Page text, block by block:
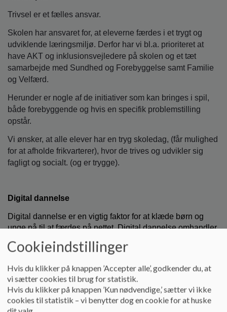
Trivsel er et fælles ansvar.
Skolen har ansvaret for, at eleverne færdes i et trygt og
udviklende læringsmiljø. Derfor har vi bl.a. prioriteret at
have AKT og inklusionsvejledere på skolen og et tæt
samarbejde med Sundhed og Forebyggelse samt Familie
og Velfærd.
Herunder er nogle af de initiativer som kan bringes i spil,
både forebyggende og hvis en specifik problemstilling
opstår.
Vi ønsker, at alle elever har en tryg skoledag, (får mulighed
for at afholde frikvarterer), hvor de trives og udvikler sig
fagligt og socialt. (og er trygge).
Digital dannelse
Digital dannelse er en vigtig faktor for at klæde børn og
unge på til at færdes på nettet. Digital dannelse omhandler
skal have for at kunne agere i et digitalt samfund, herunder
Digital dannelse indebærer en læringsproces, hvor
barnet/den unge modnes og opnår selvstændighed og
kritisk sans tilat kunne deltage og handle
hensigtsmæssigt, når it og medier anvendes.
Cookieindstillinger
Hvis du klikker på knappen ’Accepter alle’, godkender du, at
vi sætter cookies til brug for statistik.
Hvis du klikker på knappen ’Kun nødvendige,’ sætter vi ikke
cookies til statistik – vi benytter dog en cookie for at huske